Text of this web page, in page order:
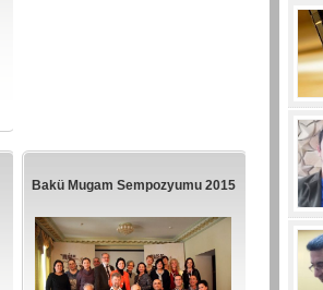
Bakü Mugam Sempozyumu 2015